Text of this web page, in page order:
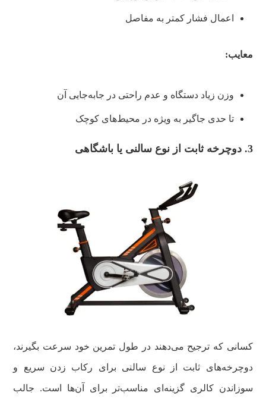
اعمال فشار کمتر به مفاصل
معایب:
وزن زیاد دستگاه و عدم راحتی در جابه‌جایی آن
تا حدی جاگیر به ویژه در محیط‌های کوچک
3. دوچرخه ثابت از نوع سالنی یا باشگاهی
کسانی که ترجیح می‌دهند در طول تمرین خود سرعت بگیرند،
دوچرخه‌های ثابت از نوع سالنی برای رکاب زدن سریع و
سوزاندن کالری گزینه‌ای مناسب‌تر برای آن‌ها است. جالب